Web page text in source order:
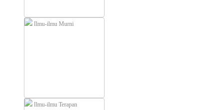
Ilmu-ilmu Murni
Ilmu-ilmu Terapan